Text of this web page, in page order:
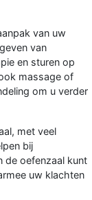
van uw
van
en sturen op
massage of
om u verder
met veel
bij
de oefenzaal kunt
uw klachten